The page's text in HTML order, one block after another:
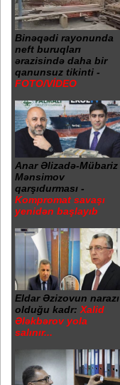
Binəqədi rayonunda
neft buruqları
ərazisində daha bir
qanunsuz tikinti -
FOTO/VİDEO
Anar Əlizadə-Mübariz
Mənsimov
qarşıdurması -
Kompromat savaşı
yenidən başlayıb
Eldar Əzizovun narazı
olduğu kadr: Xalid
Ələkbərov yola
salınır...